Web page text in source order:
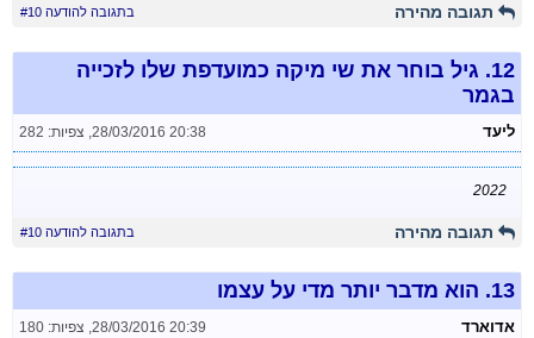
תגובה מהירה בתגובה להודעה #10
12. גיל בוחר את שי מיקה כמועדפת שלו לזכייה
בגמר
ליעד 28/03/2016 20:38
, צפיות: 282
2022
תגובה מהירה בתגובה להודעה #10
13. הוא מדבר יותר מדי על עצמו
אדוארד 28/03/2016 20:39
, צפיות: 180